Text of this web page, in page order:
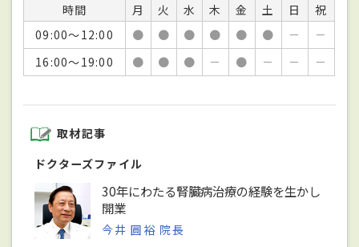
時間 月 火 水 木 金 土 日
祝
09:00～12:00
● ● ● ● ● ● －
－
16:00～19:00
● ● ● － ● － － －
取材記事
ドクターズファイル
30年にわたる腎臓病治療の経験を生かし
開業
今井 圓裕 院長